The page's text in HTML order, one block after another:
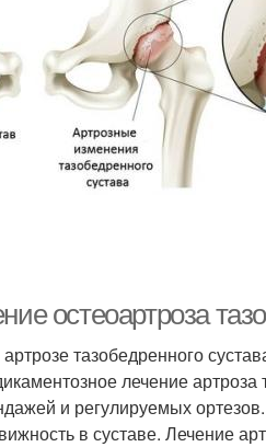
остеоартроза
тазобедренного
лечение артроза
и регулируемых
в суставе. Лечение